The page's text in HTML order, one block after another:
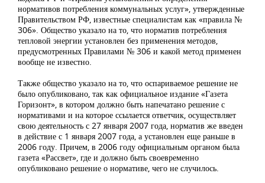
нормативов потребления коммунальных услуг», утвержденные
Правительством РФ, известные специалистам как «правила №
306». Общество указало на то, что норматив потребления
тепловой энергии установлен без применения методов,
предусмотренных Правилами № 306 и какой метод применен
вообще не известно.
Также общество указало на то, что оспариваемое решение не
было опубликовано, так как официальное издание «Газета
Горизонт», в котором должно быть напечатано решение с
нормативами и на которое ссылается ответчик, осуществляет
свою деятельность с 27 января 2007 года, норматив же введен
в действие с 1 января 2007 года, а установлен еще раньше в
2006 году. Причем, в 2006 году официальным органом была
газета «Рассвет», где и должно быть своевременно
опубликовано решение о нормативе, чего не случилось.